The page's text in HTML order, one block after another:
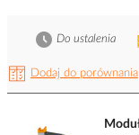
Dodaj do porównania
Do ustalenia